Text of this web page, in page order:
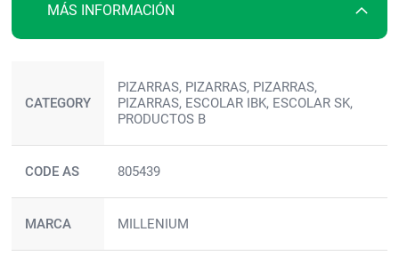
MÁS INFORMACIÓN
CATEGORY
PIZARRAS, PIZARRAS, PIZARRAS,
PIZARRAS, ESCOLAR IBK, ESCOLAR SK,
PRODUCTOS B
CODE AS 805439
MARCA MILLENIUM